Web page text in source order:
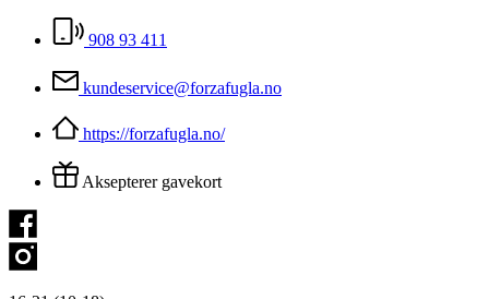
908 93 411
kundeservice@forzafugla.no
https://forzafugla.no/
Aksepterer gavekort